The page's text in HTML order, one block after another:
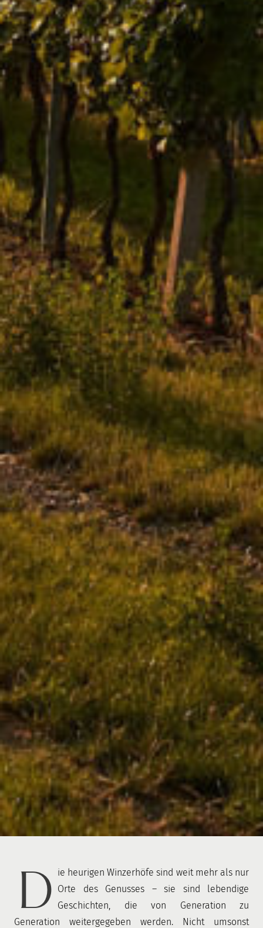
D ie heurigen Winzerhöfe sind weit mehr als nur
Orte des Genusses – sie sind lebendige
Geschichten, die von Generation zu
Generation weitergegeben werden. Nicht umsonst